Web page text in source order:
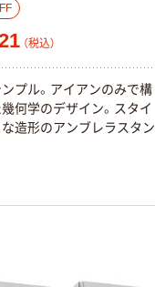
（税込）
プル。アイアンのみで構
何学のデザイン。スタイ
な造形のアンブレラスタン